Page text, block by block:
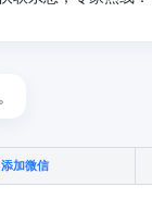
添加微信